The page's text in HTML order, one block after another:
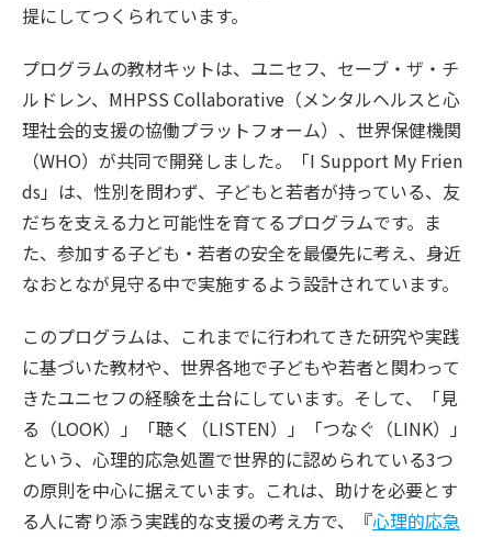
提にしてつくられています。
プログラムの教材キットは、ユニセフ、セーブ・ザ・チ
ルドレン、MHPSS Collaborative（メンタルヘルスと心
理社会的支援の協働プラットフォーム）、世界保健機関
（WHO）が共同で開発しました。「I Support My Frien
ds」は、性別を問わず、子どもと若者が持っている、友
だちを支える力と可能性を育てるプログラムです。ま
た、参加する子ども・若者の安全を最優先に考え、身近
なおとなが見守る中で実施するよう設計されています。
このプログラムは、これまでに行われてきた研究や実践
に基づいた教材や、世界各地で子どもや若者と関わって
きたユニセフの経験を土台にしています。そして、「見
る（LOOK）」「聴く（LISTEN）」「つなぐ（LINK）」
という、心理的応急処置で世界的に認められている3つ
の原則を中心に据えています。これは、助けを必要とす
る人に寄り添う実践的な支援の考え方で、『心理的応急